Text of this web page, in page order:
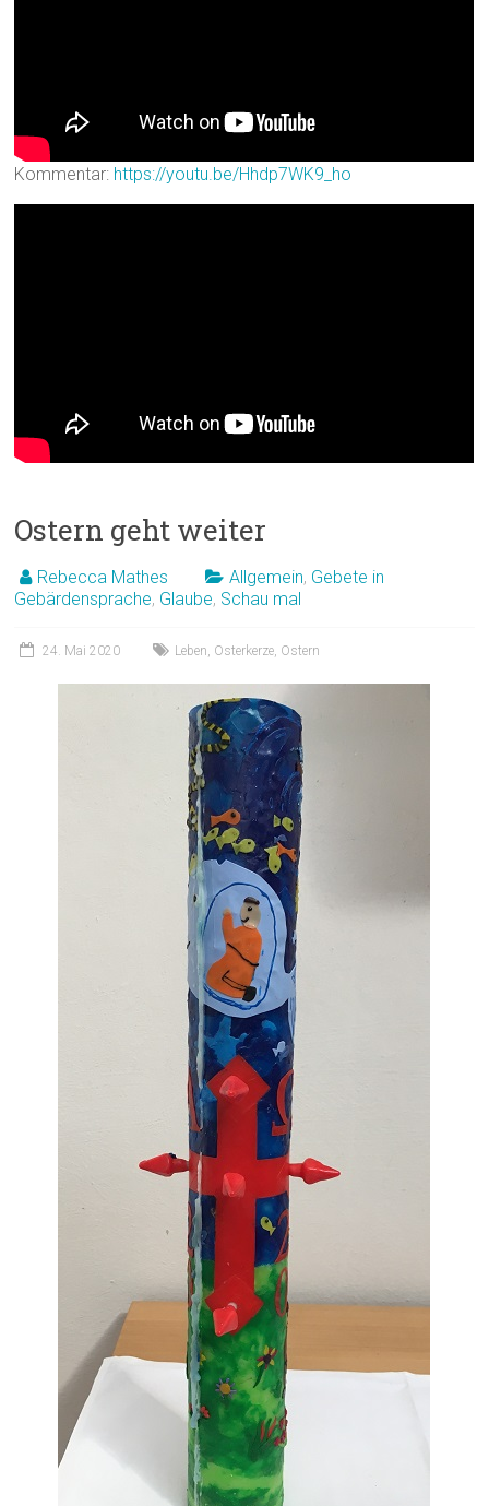
Kommentar: https://youtu.be/Hhdp7WK9_ho
Ostern geht weiter
Rebecca Mathes Allgemein, Gebete in
Gebärdensprache, Glaube, Schau mal
24. Mai 2020 Leben, Osterkerze, Ostern